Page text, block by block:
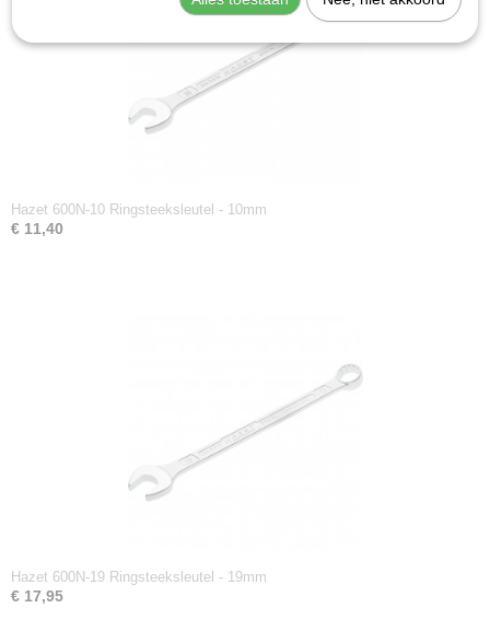
Hazet 600N-10 Ringsteeksleutel - 10mm
€ 11,40
Hazet 600N-19 Ringsteeksleutel - 19mm
€ 17,95